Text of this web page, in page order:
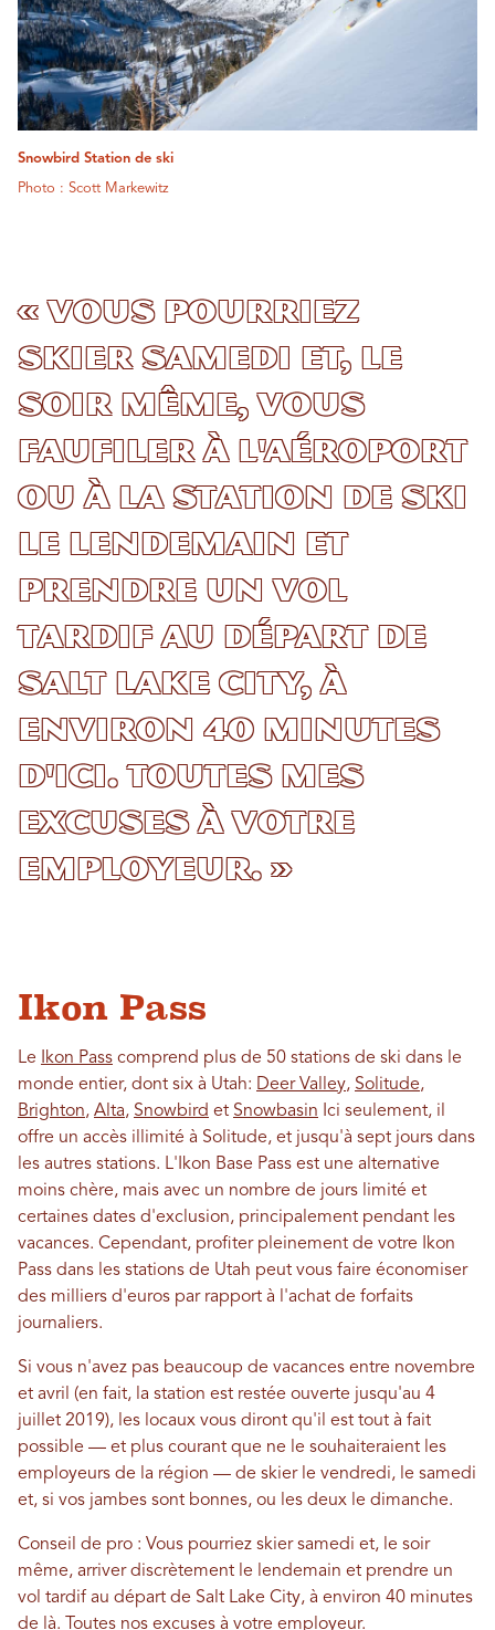
Snowbird Station de ski
Photo : Scott Markewitz
« Vous pourriez
skier samedi et, le
soir même, vous
faufiler à l'aéroport
ou à la station de ski
le lendemain et
prendre un vol
tardif au départ de
Salt Lake City, à
environ 40 minutes
d'ici. Toutes mes
excuses à votre
employeur. »
Ikon Pass
Le Ikon Pass comprend plus de 50 stations de ski dans le
monde entier, dont six à Utah: Deer Valley, Solitude,
Brighton, Alta, Snowbird et Snowbasin Ici seulement, il
offre un accès illimité à Solitude, et jusqu'à sept jours dans
les autres stations. L'Ikon Base Pass est une alternative
moins chère, mais avec un nombre de jours limité et
certaines dates d'exclusion, principalement pendant les
vacances. Cependant, profiter pleinement de votre Ikon
Pass dans les stations de Utah peut vous faire économiser
des milliers d'euros par rapport à l'achat de forfaits
journaliers.
Si vous n'avez pas beaucoup de vacances entre novembre
et avril (en fait, la station est restée ouverte jusqu'au 4
juillet 2019), les locaux vous diront qu'il est tout à fait
possible — et plus courant que ne le souhaiteraient les
employeurs de la région — de skier le vendredi, le samedi
et, si vos jambes sont bonnes, ou les deux le dimanche.
Conseil de pro : Vous pourriez skier samedi et, le soir
même, arriver discrètement le lendemain et prendre un
vol tardif au départ de Salt Lake City, à environ 40 minutes
de là. Toutes nos excuses à votre employeur.